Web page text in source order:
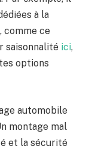
à la
comme ce
saisonnalité ici,
options
automobile
montage mal
et la sécurité